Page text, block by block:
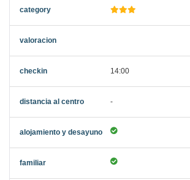
14:00
-